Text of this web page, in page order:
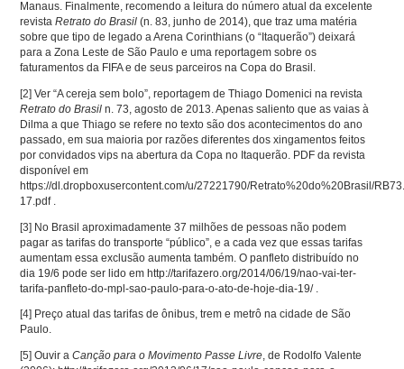
Manaus. Finalmente, recomendo a leitura do número atual da excelente
revistaRetrato do Brasil (n. 83, junho de 2014), que traz uma matéria
sobre que tipo de legado a Arena Corinthians (o “Itaquerão”) deixará
para a Zona Leste de São Paulo e uma reportagem sobre os
faturamentos da FIFA e de seus parceiros na Copa do Brasil.
[2] Ver “A cereja sem bolo”, reportagem de Thiago Domenici na revista
Retrato do Brasiln. 73, agosto de 2013. Apenas saliento que as vaias à
Dilma a que Thiago se refere no texto são dos acontecimentos do ano
passado, em sua maioria por razões diferentes dos xingamentos feitos
por convidados vips na abertura da Copa no Itaquerão. PDF da revista
disponível em
https://dl.dropboxusercontent.com/u/27221790/Retrato%20do%20Brasil/
17.pdf .
[3] No Brasil aproximadamente 37 milhões de pessoas não podem
pagar as tarifas do transporte “público”, e a cada vez que essas tarifas
aumentam essa exclusão aumenta também. O panfleto distribuído no
dia 19/6 pode ser lido em http://tarifazero.org/2014/06/19/nao-vai-ter-
tarifa-panfleto-do-mpl-sao-paulo-para-o-ato-de-hoje-dia-19/ .
[4] Preço atual das tarifas de ônibus, trem e metrô na cidade de São
Paulo.
[5] Ouvir aCanção para o Movimento Passe Livre , de Rodolfo Valente